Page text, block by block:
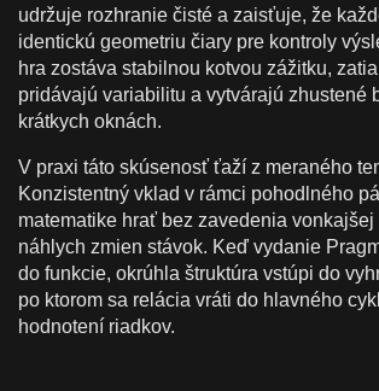
udržuje rozhranie čisté a zaisťuje, že
identickú geometriu čiary pre kontroly
hra zostáva stabilnou kotvou zážitku,
pridávajú variabilitu a vytvárajú zhustené
krátkych oknách.
V praxi táto skúsenosť ťaží z meraného
Konzistentný vklad v rámci pohodlného
matematike hrať bez zavedenia vonkajšej
náhlych zmien stávok. Keď vydanie
do funkcie, okrúhla štruktúra vstúpi do
po ktorom sa relácia vráti do hlavného
hodnotení riadkov.